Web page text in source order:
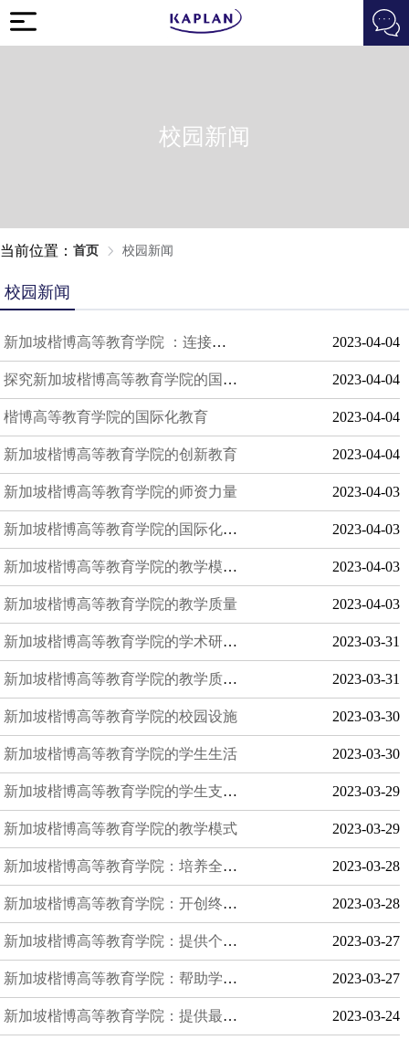
校园新闻
当前位置： 首页 校园新闻
校园新闻
新加坡楷博高等教育学院 ：连接未来职业的桥梁 2023-04-04
探究新加坡楷博高等教育学院的国际化特色 2023-04-04
楷博高等教育学院的国际化教育 2023-04-04
新加坡楷博高等教育学院的创新教育 2023-04-04
新加坡楷博高等教育学院的师资力量 2023-04-03
新加坡楷博高等教育学院的国际化教育 2023-04-03
新加坡楷博高等教育学院的教学模式及其特点 2023-04-03
新加坡楷博高等教育学院的教学质量 2023-04-03
新加坡楷博高等教育学院的学术研究和创新 2023-03-31
新加坡楷博高等教育学院的教学质量保障体系 2023-03-31
新加坡楷博高等教育学院的校园设施 2023-03-30
新加坡楷博高等教育学院的学生生活 2023-03-30
新加坡楷博高等教育学院的学生支持服务 2023-03-29
新加坡楷博高等教育学院的教学模式 2023-03-29
新加坡楷博高等教育学院：培养全球化视野的领袖人才 2023-03-28
新加坡楷博高等教育学院：开创终身学习的新时代 2023-03-28
新加坡楷博高等教育学院：提供个性化的学习体验 2023-03-27
新加坡楷博高等教育学院：帮助学生提升职业竞争力 2023-03-27
新加坡楷博高等教育学院：提供最优质的教学资源 2023-03-24